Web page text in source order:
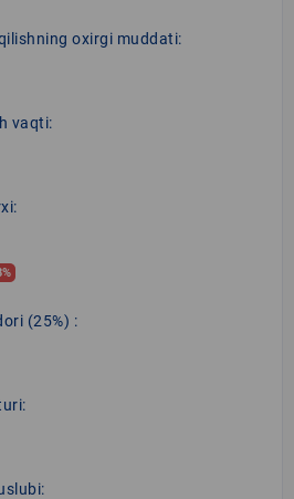
oxirgi muddati:
vaqti:
(25%) :